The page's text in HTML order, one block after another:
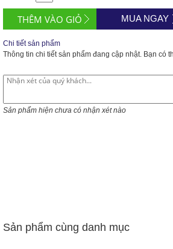
MUA NGAY
Chi tiết sản phẩm
Thông tin chi tiết sản phẩm đang cập nhật. Bạn có
Sản phẩm hiện chưa có nhận xét nào
Sản phẩm cùng danh mục